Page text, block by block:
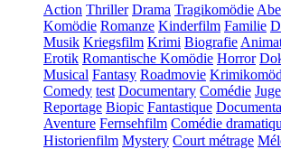
Action Thriller Drama Tragikomödie
Komödie Romanze Kinderfilm Familie
Musik Kriegsfilm Krimi Biografie
Erotik Romantische Komödie Horror
Musical Fantasy Roadmovie
Comedy test Documentary Comédie
Reportage Biopic Fantastique
Aventure Fernsehfilm Comédie
Historienfilm Mystery Court métrage